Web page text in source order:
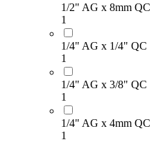
1/2" AG x 8mm QC
1
1/4" AG x 1/4" QC
1
1/4" AG x 3/8" QC
1
1/4" AG x 4mm QC
1